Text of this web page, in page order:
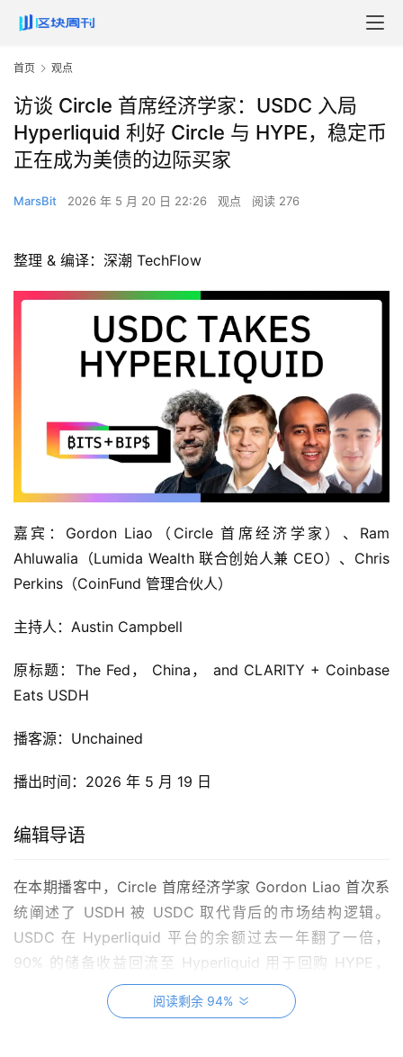
首页 观点
访谈 Circle 首席经济学家：USDC 入局
Hyperliquid 利好 Circle 与 HYPE，稳定币
正在成为美债的边际买家
MarsBit 2026 年 5 月 20 日 22:26 观点 阅读 276
整理 & 编译：深潮 TechFlow
嘉宾：Gordon Liao（Circle 首席经济学家）、Ram
Ahluwalia（Lumida Wealth 联合创始人兼 CEO）、Chris
Perkins（CoinFund 管理合伙人）
主持人：Austin Campbell
原标题：The Fed， China， and CLARITY + Coinbase
Eats USDH
播客源：Unchained
播出时间：2026 年 5 月 19 日
编辑导语
在本期播客中，Circle 首席经济学家 Gordon Liao 首次系
统阐述了 USDH 被 USDC 取代背后的市场结构逻辑。
USDC 在 Hyperliquid 平台的余额过去一年翻了一倍，
90% 的储备收益回流至 Hyperliquid 用于回购 HYPE，
Coinbase 担任国库部署方，Circle 担任技术部署方并质押
50 万枚 HYPE 。
阅读剩余 94%